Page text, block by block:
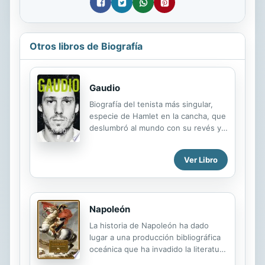
Otros libros de Biografía
Gaudio
Biografía del tenista más singular,
especie de Hamlet en la cancha, que
deslumbró al mundo con su revés y
desesperados. Una obra que
inmortaliza las genialidades de un
el Gato, creador de la frase "¡Qué
mal la estoy pasando!", se diferenció
de los otros integrantes de la
Legión, una generación irrepetible
Ver Libro
Napoleón
La historia de Napoleón ha dado
lugar a una producción bibliográfica
oceánica que ha invadido la literatura